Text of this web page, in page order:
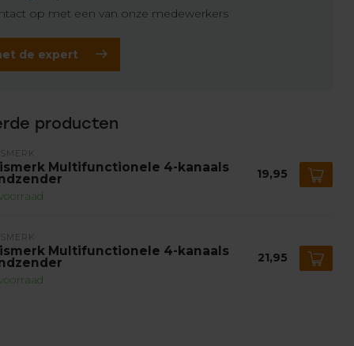
op met een van onze medewerkers
de expert
producten
Multifunctionele 4-kanaals 19,95
Multifunctionele 4-kanaals 21,95